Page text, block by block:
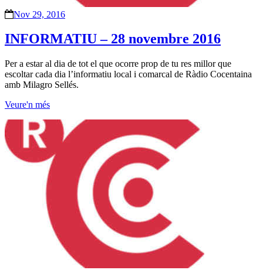
Nov 29, 2016
INFORMATIU – 28 novembre 2016
Per a estar al dia de tot el que ocorre prop de tu res millor que
escoltar cada dia l’informatiu local i comarcal de Ràdio Cocentaina
amb Milagro Sellés.
Veure'n més